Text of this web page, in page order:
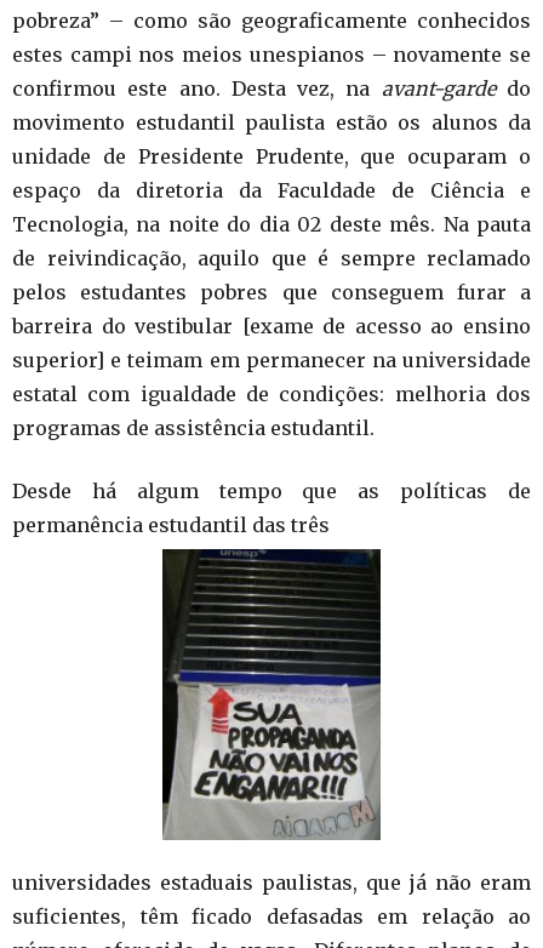
pobreza” – como são geograficamente conhecidos
estes campi nos meios unespianos – novamente se
confirmou este ano. Desta vez, na avant-gardedo
movimento estudantil paulista estão os alunos da
unidade de Presidente Prudente, que ocuparam o
espaço da diretoria da Faculdade de Ciência e
Tecnologia, na noite do dia 02 deste mês. Na pauta
de reivindicação, aquilo que é sempre reclamado
pelos estudantes pobres que conseguem furar a
barreira do vestibular [exame de acesso ao ensino
superior] e teimam em permanecer na universidade
estatal com igualdade de condições: melhoria dos
programas de assistência estudantil.
Desde há algum tempo que as políticas de
permanência estudantil das três
universidades estaduais paulistas, que já não eram
suficientes, têm ficado defasadas em relação ao